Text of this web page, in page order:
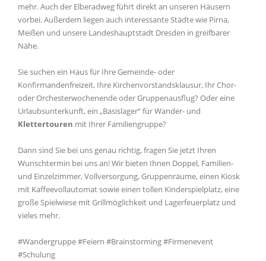
mehr. Auch der Elberadweg führt direkt an unseren Häusern
vorbei. Außerdem liegen auch interessante Städte wie Pirna,
Meißen und unsere Landeshauptstadt Dresden in greifbarer
Nähe.
Sie suchen ein Haus für Ihre Gemeinde- oder
Konfirmandenfreizeit, Ihre Kirchenvorstandsklausur, Ihr Chor-
oder Orchesterwochenende oder Gruppenausflug? Oder eine
Urlaubsunterkunft, ein „Basislager“ für Wander- und
Klettertouren mit Ihrer Familiengruppe?
Dann sind Sie bei uns genau richtig, fragen Sie jetzt Ihren
Wunschtermin bei uns an! Wir bieten Ihnen Doppel, Familien-
und Einzelzimmer, Vollversorgung, Gruppenräume, einen Kiosk
mit Kaffeevollautomat sowie einen tollen Kinderspielplatz, eine
große Spielwiese mit Grillmöglichkeit und Lagerfeuerplatz und
vieles mehr.
#Wandergruppe #Feiern #Brainstorming #Firmenevent
#Schulung